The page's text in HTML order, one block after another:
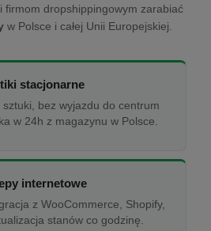
firmom dropshippingowym zarabiać
w Polsce i całej Unii Europejskiej.
stacjonarne
bez wyjazdu do centrum
w 24h z magazynu w Polsce.
internetowe
z WooCommerce, Shopify,
stanów co godzinę.